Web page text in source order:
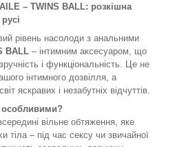
– TWINS BALL: розкішна
рівень насолоди з анальними
BALL – інтимним аксесуаром, що
і функціональність. Це не
інтимного дозвілля, а
яскравих і незабутніх відчуттів.
вільне обтяження, яке
тіла – під час сексу чи звичайної